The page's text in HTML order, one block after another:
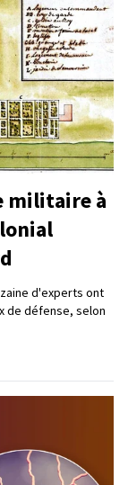
militaire à
d'experts ont
de défense, selon